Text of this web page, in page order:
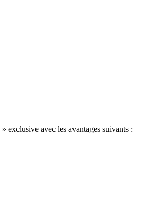
exclusive avec les avantages suivants :